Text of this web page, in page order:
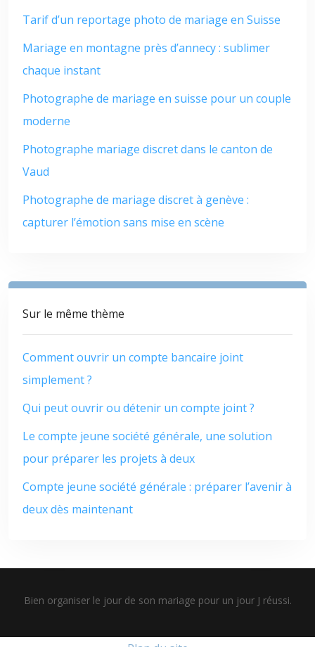
Tarif d’un reportage photo de mariage en Suisse
Mariage en montagne près d’annecy : sublimer
chaque instant
Photographe de mariage en suisse pour un couple
moderne
Photographe mariage discret dans le canton de
Vaud
Photographe de mariage discret à genève :
capturer l’émotion sans mise en scène
Sur le même thème
Comment ouvrir un compte bancaire joint
simplement ?
Qui peut ouvrir ou détenir un compte joint ?
Le compte jeune société générale, une solution
pour préparer les projets à deux
Compte jeune société générale : préparer l’avenir à
deux dès maintenant
Bien organiser le jour de son mariage pour un jour J réussi.